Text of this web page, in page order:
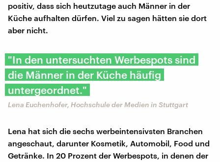
positiv, dass sich heutzutage auch Männer in der
Küche aufhalten dürfen. Viel zu sagen hätten sie dort
aber nicht.
"In den untersuchten Werbespots sind
die Männer in der Küche häufig
untergeordnet."
Lena Euchenhofer, Hochschule der Medien in Stuttgart
Lena hat sich die sechs werbeintensivsten Branchen
angeschaut, darunter Kosmetik, Automobil, Food und
Getränke. In 20 Prozent der Werbespots, in denen der